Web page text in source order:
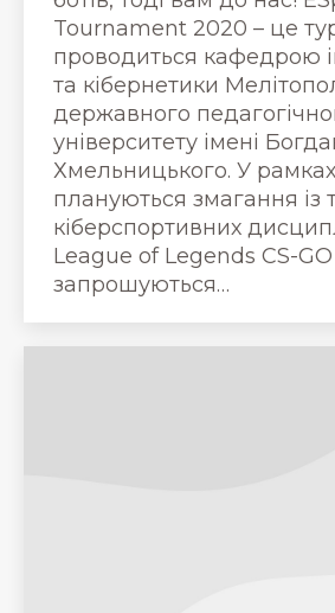
Tournament 2020 – це
проводиться кафедрою
та кібернетики
державного
університету імені
Хмельницького. У
плануються змагання із
кіберспортивних
League of Legends CS-GO
запрошуються…